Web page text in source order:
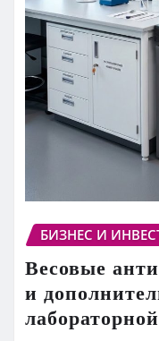
БИЗНЕС И
Весовые
и